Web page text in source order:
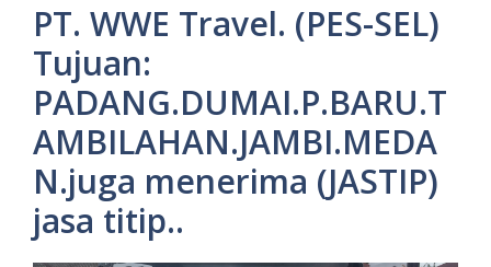
PT. WWE Travel. (PES-SEL)
Tujuan:
PADANG.DUMAI.P.BARU.T
AMBILAHAN.JAMBI.MEDA
N.juga menerima (JASTIP)
jasa titip..